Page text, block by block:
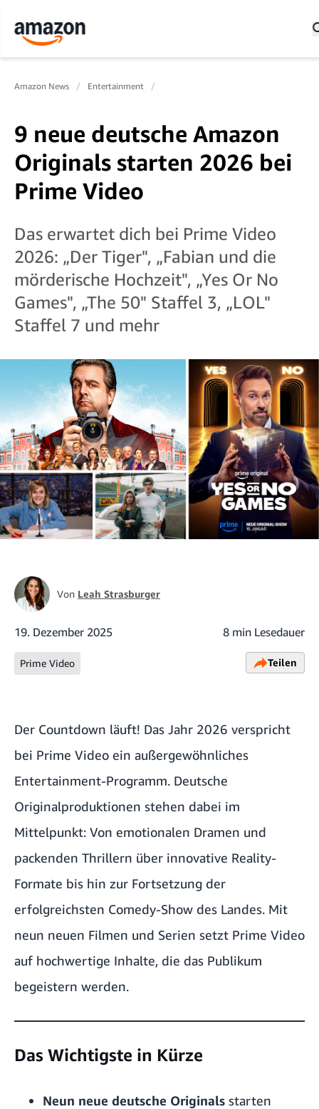
Amazon News Entertainment
9 neue deutsche Amazon
Originals starten 2026 bei
Prime Video
Das erwartet dich bei Prime Video
2026: „Der Tiger", „Fabian und die
mörderische Hochzeit", „Yes Or No
Games", „The 50" Staffel 3, „LOL"
Staffel 7 und mehr
Von Leah Strasburger
19. Dezember 2025 8 min Lesedauer
Prime Video Teilen
Der Countdown läuft! Das Jahr 2026 verspricht
bei Prime Video ein außergewöhnliches
Entertainment-Programm. Deutsche
Originalproduktionen stehen dabei im
Mittelpunkt: Von emotionalen Dramen und
packenden Thrillern über innovative Reality-
Formate bis hin zur Fortsetzung der
erfolgreichsten Comedy-Show des Landes. Mit
neun neuen Filmen und Serien setzt Prime Video
auf hochwertige Inhalte, die das Publikum
begeistern werden.
Das Wichtigste in Kürze
Neun neue deutsche Originals starten